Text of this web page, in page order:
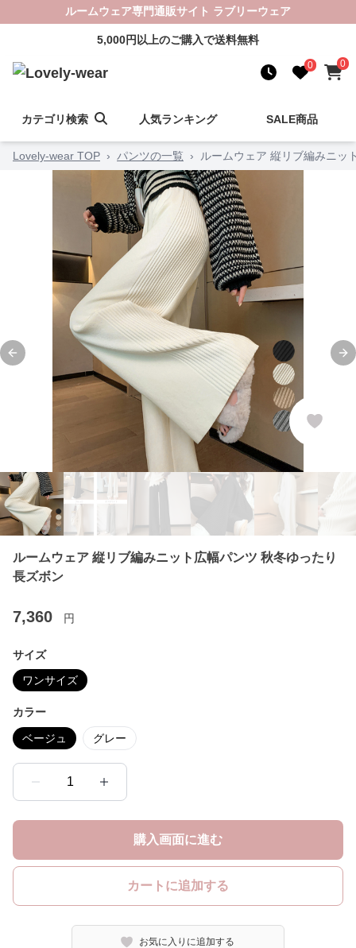
ルームウェア専門通販サイト ラブリーウェア
5,000円以上のご購入で送料無料
0 0
カテゴリ検索 人気ランキング SALE商品
Lovely-wear TOP › パンツの一覧 › ルームウェア 縦リブ編みニッ
Previous slide
ルームウェア 縦リブ編みニット広幅パンツ 秋冬ゆったり
長ズボン
7,360 円
サイズ
ワンサイズ
カラー
ベージュ グレー
1
購入画面に進む
カートに追加する
お気に入りに追加する